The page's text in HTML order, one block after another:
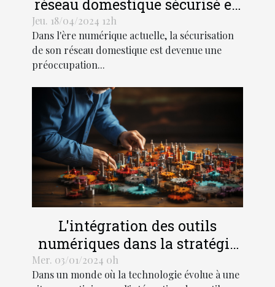
réseau domestique sécurisé en
utilisant les adresses IP
administratives
Jeu. 18/04/2024 12h
Dans l'ère numérique actuelle, la sécurisation
de son réseau domestique est devenue une
préoccupation...
L'intégration des outils
numériques dans la stratégie
de croissance d'une entreprise
Mer. 03/01/2024 0h
Dans un monde où la technologie évolue à une